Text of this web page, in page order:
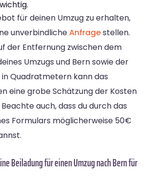
für deinen Umzug zu erhalten,
unverbindlicheAnfragestellen.
der Entfernung zwischen dem
Umzugs und Bern sowie der
Quadratmetern kann das
eine grobe Schätzung der Kosten
auch, dass du durch das
Formulars möglicherweise 50€
Beiladung für einen Umzug nach Bern für